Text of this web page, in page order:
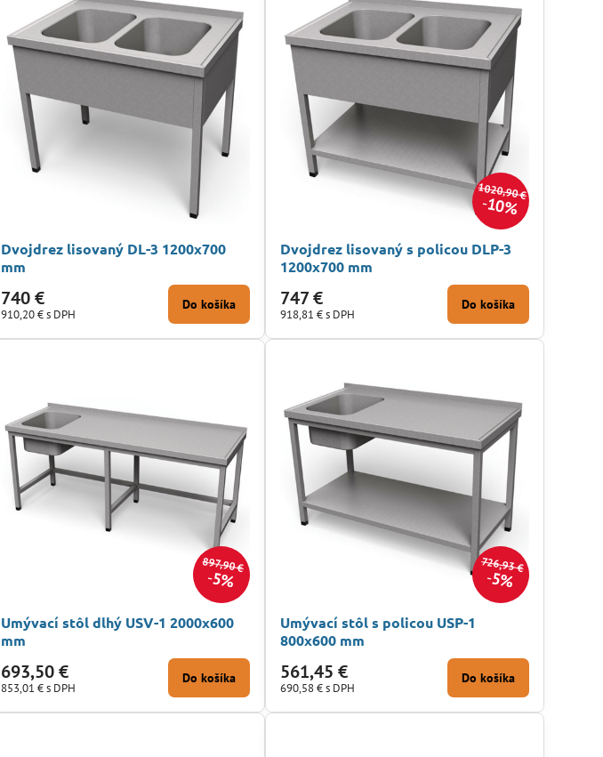
Dvojdrez lisovaný DL-3 1200x700
mm
740 €
910,20 €s DPH
Do košíka
1020,90 €
10%
Dvojdrez lisovaný s policou DLP-3
1200x700 mm
747 €
918,81 €s DPH
Do košíka
897,90 €
5%
Umývací stôl dlhý USV-1 2000x600
mm
693,50 €
853,01 €s DPH
Do košíka
726,93 €
5%
Umývací stôl s policou USP-1
800x600 mm
561,45 €
690,58 €s DPH
Do košíka